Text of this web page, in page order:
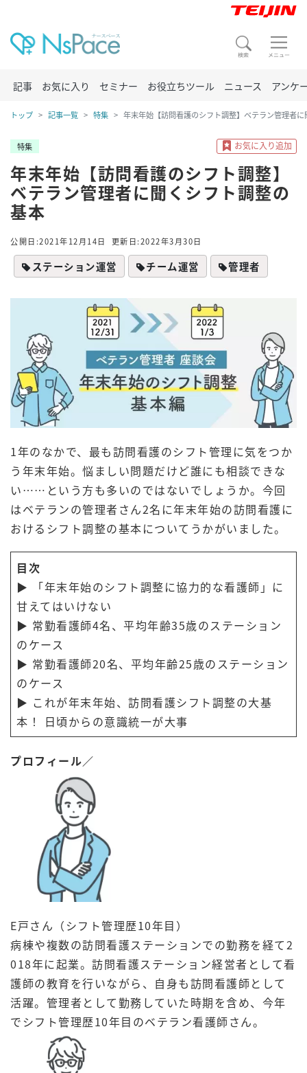
記事 お気に入り セミナー お役立ちツール ニュース アンケ
トップ 記事一覧 特集 年末年始【訪問看護のシフト調整】ベテラン管理者
特集
年末年始【訪問看護のシフト調整】
ベテラン管理者に聞くシフト調整の
基本
公開日:2021年12月14日 更新日:2022年3月30日
ステーション運営 チーム運営 管理者
1年のなかで、最も訪問看護のシフト管理に気をつか
う年末年始。悩ましい問題だけど誰にも相談できな
い……という方も多いのではないでしょうか。今回
はベテランの管理者さん2名に年末年始の訪問看護に
おけるシフト調整の基本についてうかがいました。
目次
▶ 「年末年始のシフト調整に協力的な看護師」に
甘えてはいけない
▶ 常勤看護師4名、平均年齢35歳のステーション
のケース
▶ 常勤看護師20名、平均年齢25歳のステーション
のケース
▶ これが年末年始、訪問看護シフト調整の大基
本！ 日頃からの意識統一が大事
プロフィール／
E戸さん（シフト管理歴10年目）
病棟や複数の訪問看護ステーションでの勤務を経て2
018年に起業。訪問看護ステーション経営者として看
護師の教育を行いながら、自身も訪問看護師として
活躍。管理者として勤務していた時期を含め、今年
でシフト管理歴10年目のベテラン看護師さん。